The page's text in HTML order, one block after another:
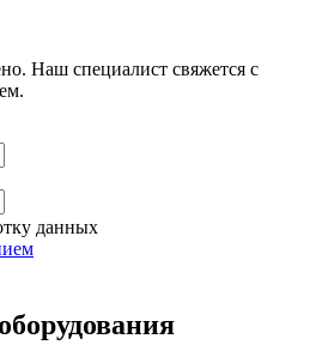
Наш специалист свяжется с
данных